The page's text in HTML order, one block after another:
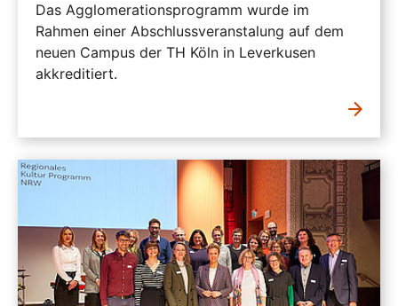
Das Agglomerationsprogramm wurde im
Rahmen einer Abschlussveranstalung auf dem
neuen Campus der TH Köln in Leverkusen
akkreditiert.